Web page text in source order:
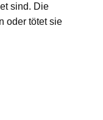
sind. Die
oder tötet sie